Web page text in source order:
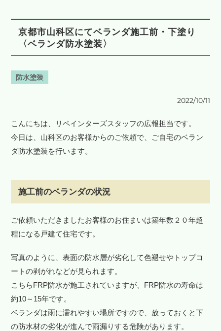
京都市山科区にてベランダ施工前・下塗り
〈ベランダ防水塗装〉
防水塗装
2022/10/11
こんにちは、リペインターズスタッフの広報担当です。
今日は、山科区のお客様からのご依頼で、ご自宅のベラン
ダ防水塗装を行います。
施工前のベランダの状況
ご依頼いただきましたお客様のお住まいは築年数２０年超
程になる戸建て住宅です。
写真のように、表面の防水層が劣化して色褪せやトップコ
ートの剥がれなどが見られます。
こちらFRP防水が施工されていますが、FRP防水の寿命は
約10～15年です。
ベランダは雨に濡れやすい場所ですので、放っておくと下
の防水材の劣化が進んで雨漏りする危険があります。